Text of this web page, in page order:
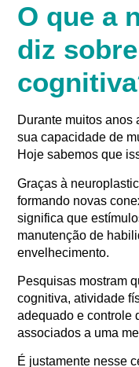
O que a
diz
Durante muitos anos
sua capacidade de
Hoje sabemos que
Graças à
formando novas
significa que
manutenção de
envelhecimento.
Pesquisas mostram
cognitiva, atividade
adequado e controle
associados a uma
É justamente nesse